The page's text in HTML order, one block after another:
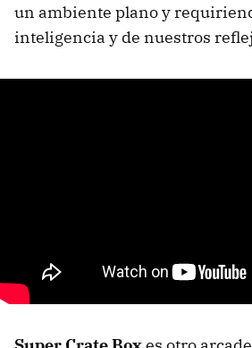
un ambiente plano y
inteligencia y de nuestros